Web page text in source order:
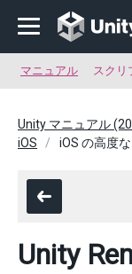
マニュアル スクリ
Unity マニュアル
iOS
iOS の高度
Unity